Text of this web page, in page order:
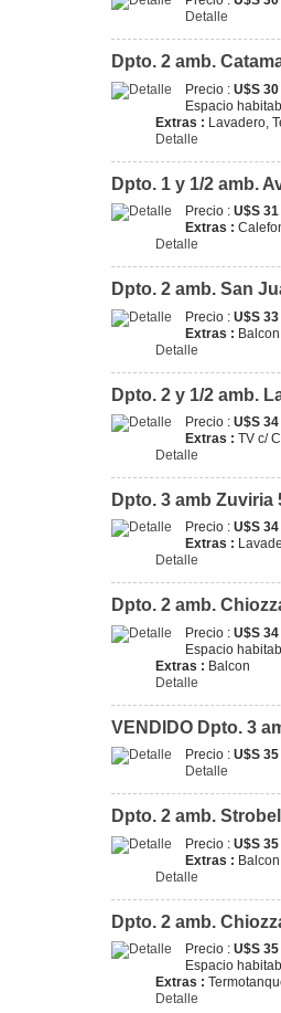
Detalle
Dpto. 2 amb.
Precio : U$S
Espacio
Extras : Lavadero,
Detalle
Dpto. 1 y 1/2 amb.
Precio : U$S
Extras :
Detalle
Dpto. 2 amb. San
Precio : U$S
Extras : Balcon
Detalle
Dpto. 2 y 1/2 amb.
Precio : U$S
Extras : TV c/
Detalle
Dpto. 3 amb
Precio : U$S
Extras :
Detalle
Dpto. 2 amb.
Precio : U$S
Espacio
Extras : Balcon
Detalle
VENDIDO Dpto. 3
Precio : U$S
Detalle
Dpto. 2 amb.
Precio : U$S
Extras : Balcon
Detalle
Dpto. 2 amb.
Precio : U$S
Espacio
Extras :
Detalle